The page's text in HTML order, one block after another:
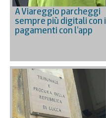
A Viareggio parcheggi
sempre più digitali con i
pagamenti con l’app